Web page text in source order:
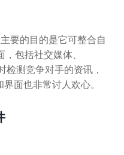
要的目的是它可整合自
包括社交媒体、
检测竞争对手的资讯，
面也非常讨人欢心。